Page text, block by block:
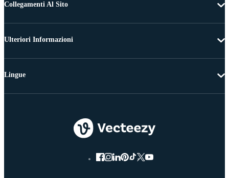
Collegamenti Al Sito
Ulteriori Informazioni
Lingue